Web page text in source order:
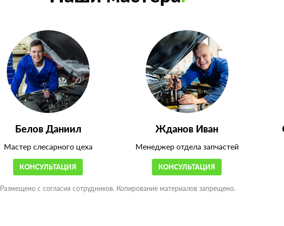
Белов Даниил
Мастер слесарного цеха
КОНСУЛЬТАЦИЯ
Жданов Иван
Менеджер отдела запчастей
КОНСУЛЬТАЦИЯ
Размещено с согласия сотрудников. Копирование материалов запрещено.